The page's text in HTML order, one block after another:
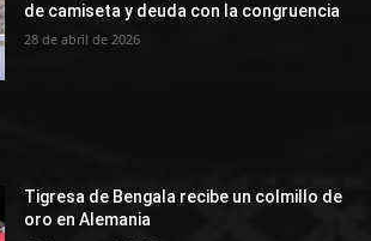
de camiseta y deuda con la congruencia
28 de abril de 2026
Tigresa de Bengala recibe un colmillo de
oro en Alemania